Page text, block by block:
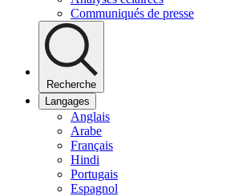
Communiqués de presse
Recherche
Langages
Anglais
Arabe
Français
Hindi
Portugais
Espagnol